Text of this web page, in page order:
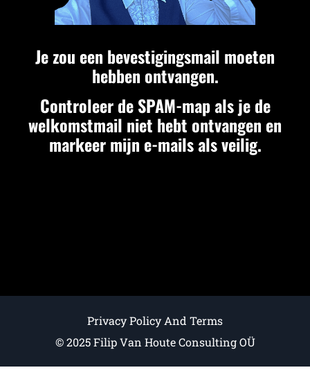
Je zou een bevestigingsmail moeten
hebben ontvangen.
Controleer de SPAM-map als je de
welkomstmail niet hebt ontvangen en
markeer mijn e-mails als veilig.
Privacy Policy And Terms
© 2025 Filip Van Houte Consulting OÜ